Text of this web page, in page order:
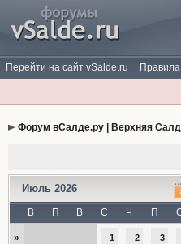
Перейти на сайт vSalde.ru
Форум вСалде.ру | Верхняя
Июль 2026
В П В С Ч П
» 1 2 3